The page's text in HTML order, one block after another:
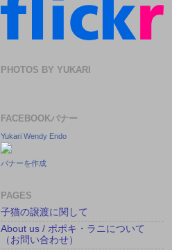
PHOTOS BY YUKARI
FACEBOOKバナー
Yukari Wendy Endo
バナーを作成
PAGES
子猫の譲渡に関して
About us / ポポキ・ラニについて
（お問い合わせ）